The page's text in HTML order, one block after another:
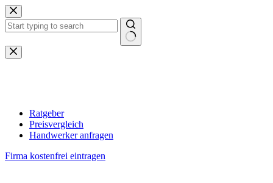
Zum
Inhalt
springen
Keine
Ergebnisse
Ratgeber
Preisvergleich
Handwerker anfragen
Firma kostenfrei eintragen